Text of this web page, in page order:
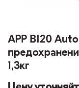
APP B120
1,3кг